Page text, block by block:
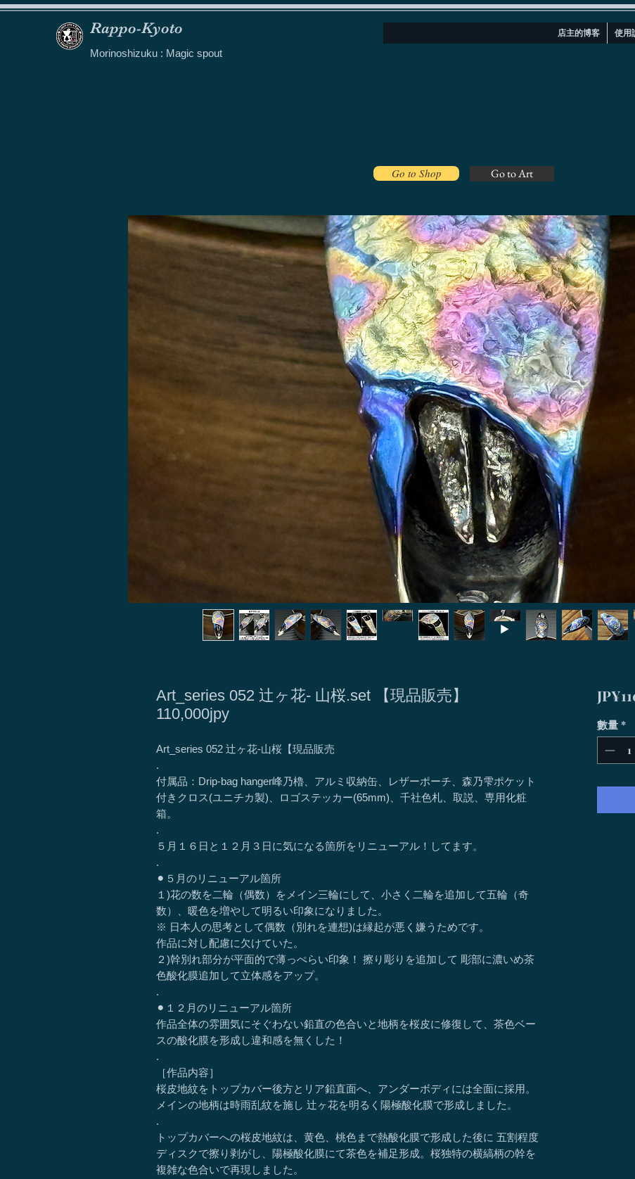
Rappo-Kyoto
Morinoshizuku : Magic spout
使用
店主的博客
Go to Shop Go to Art
Art_series 052 辻ヶ花- 山桜.set 【現品販売】
110,000jpy
Art_series 052 辻ヶ花-山桜【現品販売
.
付属品：Drip-bag hanger峰乃櫓、アルミ収納缶、レザーポーチ、森乃雫ポケット
付きクロス(ユニチカ製)、ロゴステッカー(65mm)、千社色札、取説、専用化粧
箱。
.
５月１６日と１２月３日に気になる箇所をリニューアル！してます。
.
⚫︎５月のリニューアル箇所
１)花の数を二輪（偶数）をメイン三輪にして、小さく二輪を追加して五輪（奇
数）、暖色を増やして明るい印象になりました。
※ 日本人の思考として偶数（別れを連想)は縁起が悪く嫌うためです。
作品に対し配慮に欠けていた。
２)幹別れ部分が平面的で薄っぺらい印象！ 擦り彫りを追加して 彫部に濃いめ茶
色酸化膜追加して立体感をアップ。
.
⚫︎１２月のリニューアル箇所
作品全体の雰囲気にそぐわない鉛直の色合いと地柄を桜皮に修復して、茶色ベー
スの酸化膜を形成し違和感を無くした！
.
［作品内容］
桜皮地紋をトップカバー後方とリア鉛直面へ、アンダーボディには全面に採用。
メインの地柄は時雨乱紋を施し 辻ヶ花を明るく陽極酸化膜で形成しました。
.
トップカバーへの桜皮地紋は、黄色、桃色まで熱酸化膜で形成した後に 五割程度
ディスクで擦り剥がし、陽極酸化膜にて茶色を補足形成。桜独特の横縞柄の幹を
複雑な色合いで再現しました。
數量 *